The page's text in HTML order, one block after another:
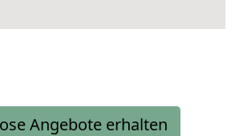
Angebote erhalten